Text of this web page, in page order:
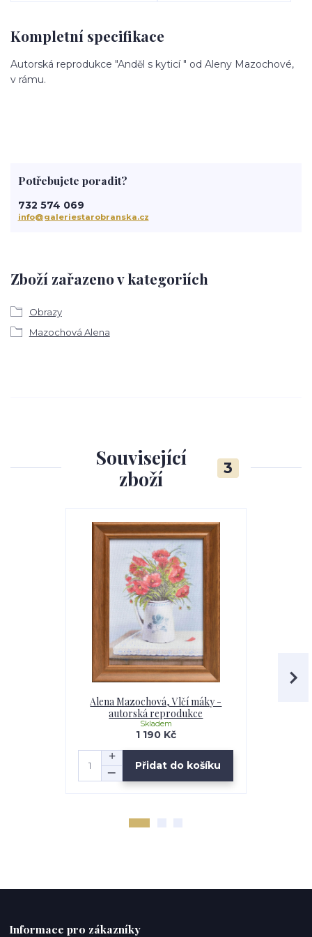
Kompletní specifikace
Autorská reprodukce "Anděl s kyticí " od Aleny Mazochové,
v rámu.
Zboží zařazeno v kategoriích
Obrazy
Mazochová Alena
Potřebujete poradit?
732 574 069
info@galeriestarobranska.cz
Související
zboží
3
Alena Mazochová, Vlčí máky -
autorská reprodukce
1 190 Kč
Skladem
Přidat do košíku
Informace pro zákazníky